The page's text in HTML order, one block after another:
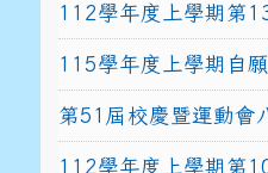
112學年度上學期第
115學年度上學期自
第51屆校慶暨運動會
112學年度上學期第